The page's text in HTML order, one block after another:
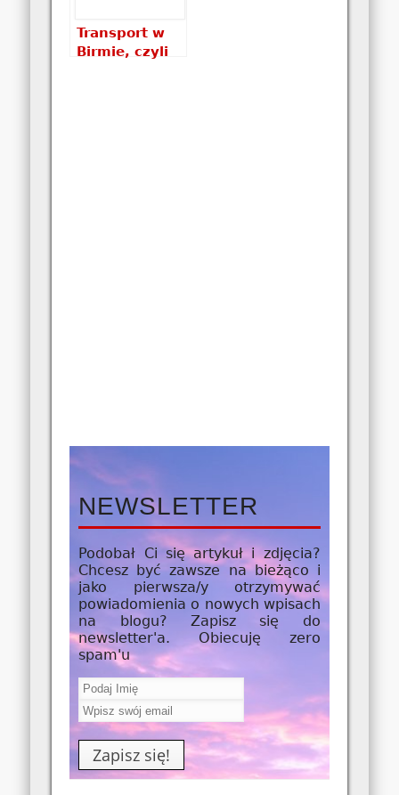
Transport w
Birmie, czyli
NEWSLETTER
Podobał Ci się artykuł i zdjęcia?
Chcesz być zawsze na bieżąco i
jako pierwsza/yotrzymywać
powiadomienia o nowych wpisach
na blogu? Zapisz się do
newsletter'a. Obiecuję zero
spam'u